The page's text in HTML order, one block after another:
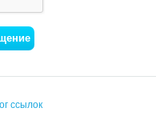
ссылок